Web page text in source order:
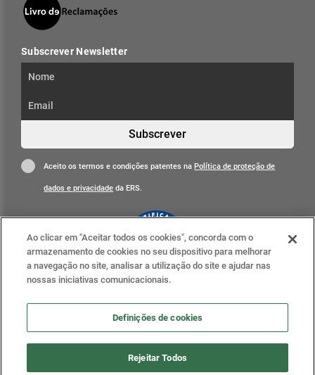
Subscrever Newsletter
Subscrever
Aceito os termos e condições patentes na Política de proteção de
dados e privacidade da ERS.
Clique para mais informações
ERS nas redes sociais
Ao clicar em "Aceitar todos os cookies", concorda com o
armazenamento de cookies no seu dispositivo para melhorar
a navegação no site, analisar a utilização do site e ajudar nas
nossas iniciativas comunicacionais.
Definições de cookies
Rejeitar Todos